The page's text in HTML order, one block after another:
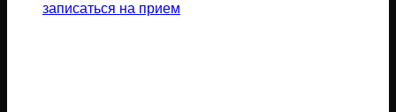
записаться на прием